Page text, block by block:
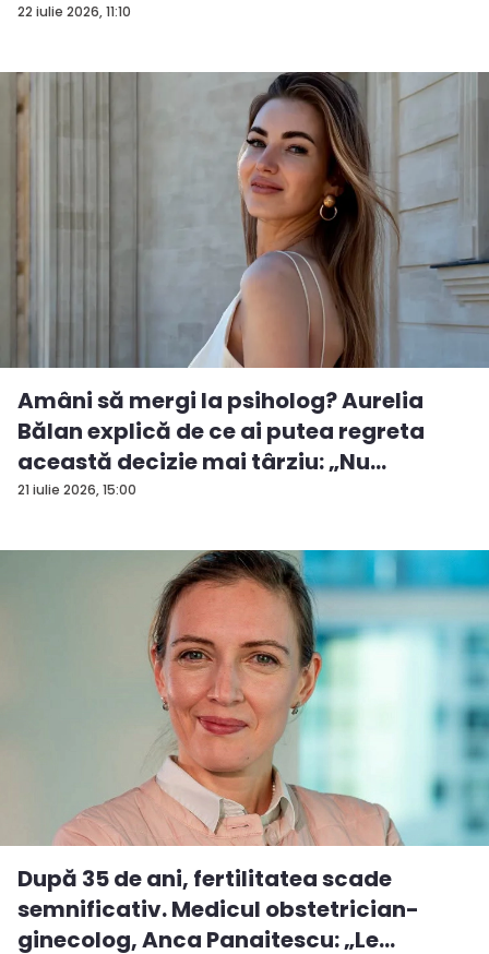
22 iulie 2026, 11:10
21 iulie 2026, 15:00
Amâni să mergi la psiholog? Aurelia
Bălan explică de ce ai putea regreta
această decizie mai târziu: „Nu
aștepta...
După 35 de ani, fertilitatea scade
semnificativ. Medicul obstetrician-
ginecolog, Anca Panaitescu: „Le